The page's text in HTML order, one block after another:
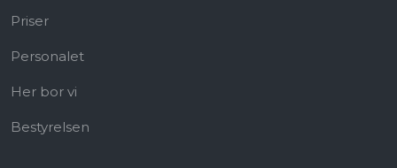
Priser
Personalet
Her bor vi
Bestyrelsen